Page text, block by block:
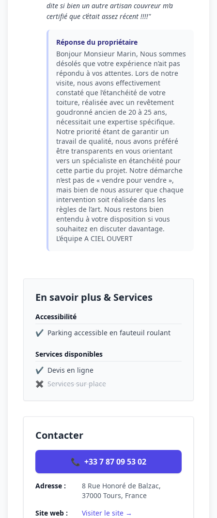
dite si bien un autre artisan couvreur m’a
certifié que c’était assez récent !!!!"
Réponse du propriétaire
Bonjour Monsieur Marin, Nous sommes
désolés que votre expérience n’ait pas
répondu à vos attentes. Lors de notre
visite, nous avons effectivement
constaté que l’étanchéité de votre
toiture, réalisée avec un revêtement
goudronné ancien de 20 à 25 ans,
nécessitait une expertise spécifique.
Notre priorité étant de garantir un
travail de qualité, nous avons préféré
être transparents en vous orientant
vers un spécialiste en étanchéité pour
cette partie du projet. Notre démarche
n’est pas de « vendre pour vendre »,
mais bien de nous assurer que chaque
intervention soit réalisée dans les
règles de l’art. Nous restons bien
entendu à votre disposition si vous
souhaitez en discuter davantage.
L’équipe A CIEL OUVERT
En savoir plus & Services
Accessibilité
✔ Parking accessible en fauteuil roulant
Services disponibles
✔ Devis en ligne
✖ Services sur place
Contacter
📞 +33 7 87 09 53 02
Adresse :
8 Rue Honoré de Balzac,
37000 Tours, France
Site web :
Visiter le site →